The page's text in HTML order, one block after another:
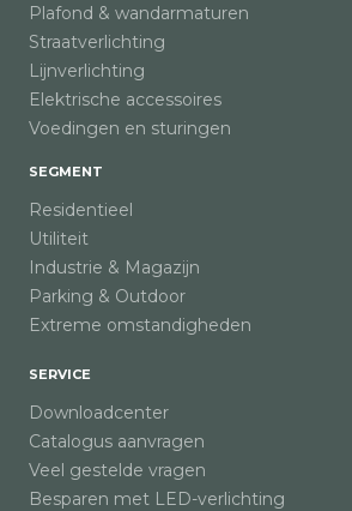
Plafond & wandarmaturen
Straatverlichting
Lijnverlichting
Elektrische accessoires
Voedingen en sturingen
SEGMENT
Residentieel
Utiliteit
Industrie & Magazijn
Parking & Outdoor
Extreme omstandigheden
SERVICE
Downloadcenter
Catalogus aanvragen
Veel gestelde vragen
Besparen met LED-verlichting